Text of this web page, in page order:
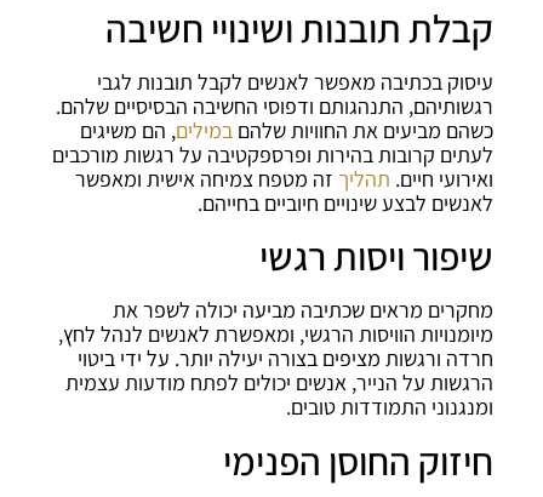
קבלת תובנות ושינויי חשיבה
עיסוק בכתיבה מאפשר לאנשים לקבל תובנות לגבי
רגשותיהם, התנהגותם ודפוסי החשיבה הבסיסיים שלהם.
כשהם מביעים את החוויות שלהםבמילים, הם משיגים
לעתים קרובות בהירות ופרספקטיבה על רגשות מורכבים
ואירועי חיים. תהליך זה מטפח צמיחה אישית ומאפשר
לאנשים לבצע שינויים חיוביים בחייהם.
שיפור ויסות רגשי
מחקרים מראים שכתיבה מביעה יכולה לשפר את
מיומנויות הוויסות הרגשי, ומאפשרת לאנשים לנהל לחץ,
חרדה ורגשות מציפים בצורה יעילה יותר. על ידי ביטוי
הרגשות על הנייר, אנשים יכולים לפתח מודעות עצמית
ומנגנוני התמודדות טובים.
חיזוק החוסן הפנימי